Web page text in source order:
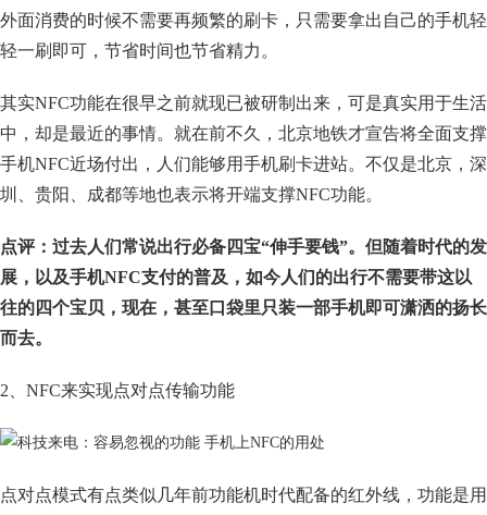
外面消费的时候不需要再频繁的刷卡，只需要拿出自己的手机轻
轻一刷即可，节省时间也节省精力。
其实NFC功能在很早之前就现已被研制出来，可是真实用于生活
中，却是最近的事情。就在前不久，北京地铁才宣告将全面支撑
手机NFC近场付出，人们能够用手机刷卡进站。不仅是北京，深
圳、贵阳、成都等地也表示将开端支撑NFC功能。
点评：过去人们常说出行必备四宝“伸手要钱”。但随着时代的发
展，以及手机NFC支付的普及，如今人们的出行不需要带这以
往的四个宝贝，现在，甚至口袋里只装一部手机即可潇洒的扬长
而去。
2、NFC来实现点对点传输功能
点对点模式有点类似几年前功能机时代配备的红外线，功能是用